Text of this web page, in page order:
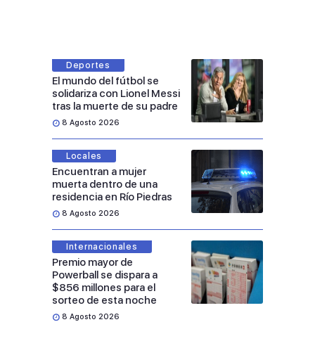
Deportes
El mundo del fútbol se
solidariza con Lionel Messi
tras la muerte de su padre
8 Agosto 2026
Locales
Encuentran a mujer
muerta dentro de una
residencia en Río Piedras
8 Agosto 2026
Internacionales
Premio mayor de
Powerball se dispara a
$856 millones para el
sorteo de esta noche
8 Agosto 2026